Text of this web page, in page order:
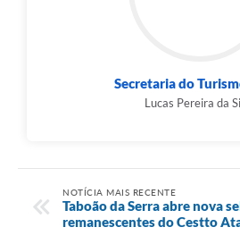
Secretaria do
Lucas Pereira da
NOTÍCIA MAIS RECENTE
Taboão da Serra abre nova
remanescentes do Cestto